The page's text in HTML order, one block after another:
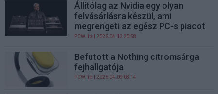
Állítólag az Nvidia egy olyan
felvásárlásra készül, ami
megrengeti az egész PC-s piacot
PCW.lite | 2026.04.13 20:58
Befutott a Nothing citromsárga
fejhallgatója
PCW.lite | 2026.04.09 08:14